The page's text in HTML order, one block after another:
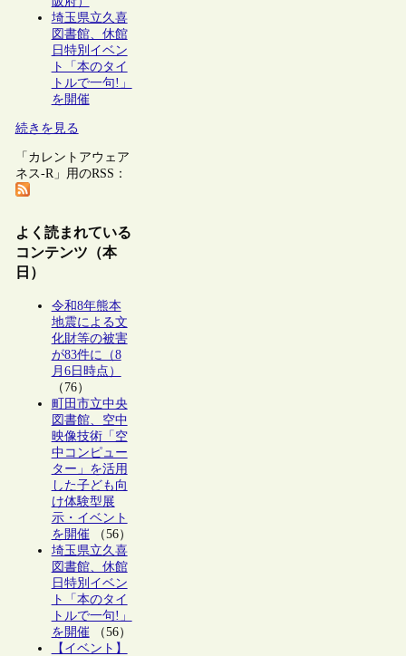
埼玉県立久喜
図書館、休館
日特別イベン
ト「本のタイ
トルで一句!」
を開催
続きを見る
「カレントアウェア
ネス-R」用のRSS：
よく読まれている
コンテンツ（本
日）
令和8年熊本
地震による文
化財等の被害
が83件に（8
月6日時点）
（76）
町田市立中央
図書館、空中
映像技術「空
中コンピュー
ター」を活用
した子ども向
け体験型展
示・イベント
を開催（56）
埼玉県立久喜
図書館、休館
日特別イベン
ト「本のタイ
トルで一句!」
を開催（56）
【イベント】